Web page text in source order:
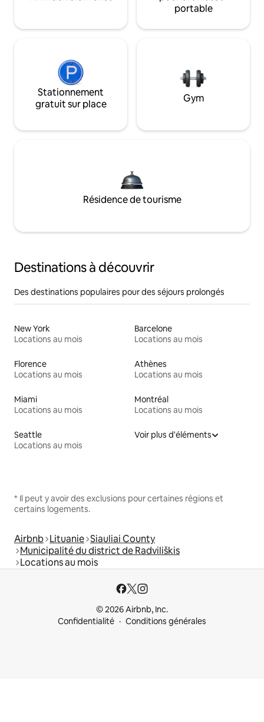
portable
Stationnement
gratuit sur place
Gym
Résidence de tourisme
Destinations à découvrir
Des destinations populaires pour des séjours prolongés
New York
Locations au mois
Barcelone
Locations au mois
Florence
Locations au mois
Athènes
Locations au mois
Miami
Locations au mois
Montréal
Locations au mois
Seattle
Locations au mois
Voir plus d'éléments
* Il peut y avoir des exclusions pour certaines régions et
certains logements.
Airbnb Lituanie Siauliai County
Municipalité du district de Radviliškis
Locations au mois
© 2026 Airbnb, Inc.
Confidentialité
Conditions générales